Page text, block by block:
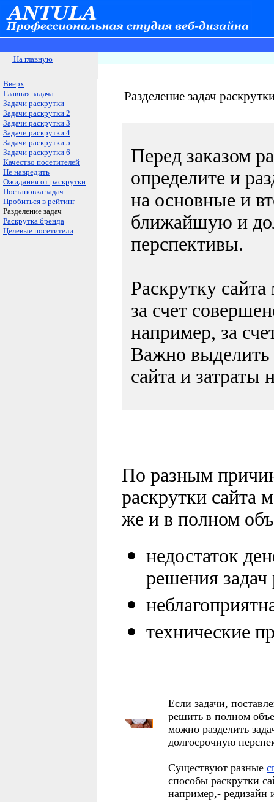
На главную
Вверх
Главная задача
Задачи раскрутки
Задачи раскрутки 2
Задачи раскрутки 3
Задачи раскрутки 4
Задачи раскрутки 5
Задачи раскрутки 6
Качество посетителей
Не навредить
Ожидания от раскрутки
Постановка задач
Пробиться в рейтинг
Разделение задач
Раскрутка бренда
Целевые посетители
Разделение задач
Перед заказом
определите и
на основные и
ближайшую и
перспективы.
Раскрутку
за счет
например, за
Важно выделить
сайта и затраты
По разным
раскрутки сайта
же и в полном
недостаток
решения задач
технические
Если задачи,
решить в полном
можно разделить
долгосрочную
Существуют разные
способы раскрутки
например,- редизайн